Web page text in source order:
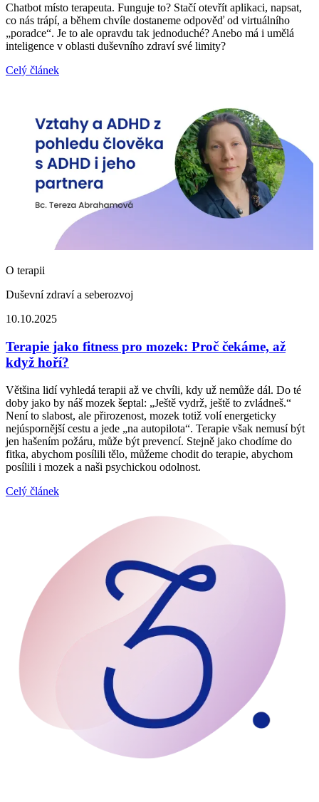
Chatbot místo terapeuta. Funguje to? Stačí otevřít aplikaci, napsat,
co nás trápí, a během chvíle dostaneme odpověď od virtuálního
„poradce“. Je to ale opravdu tak jednoduché? Anebo má i umělá
inteligence v oblasti duševního zdraví své limity?
Celý článek
O terapii
Duševní zdraví a seberozvoj
10.10.2025
Terapie jako fitness pro mozek: Proč čekáme, až
když hoří?
Většina lidí vyhledá terapii až ve chvíli, kdy už nemůže dál. Do té
doby jako by náš mozek šeptal: „Ještě vydrž, ještě to zvládneš.“
Není to slabost, ale přirozenost, mozek totiž volí energeticky
nejúspornější cestu a jede „na autopilota“. Terapie však nemusí být
jen hašením požáru, může být prevencí. Stejně jako chodíme do
fitka, abychom posílili tělo, můžeme chodit do terapie, abychom
posílili i mozek a naši psychickou odolnost.
Celý článek